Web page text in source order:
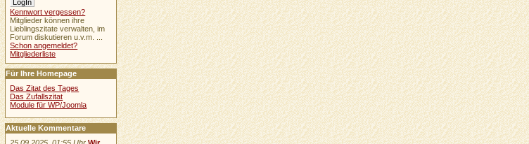
Kennwort vergessen?
Mitglieder können ihre
Lieblingszitate verwalten, im
Forum diskutieren u.v.m. ...
Schon angemeldet?
Mitgliederliste
Für Ihre Homepage
Das Zitat des Tages
Das Zufallszitat
Module für WP/Joomla
Aktuelle Kommentare